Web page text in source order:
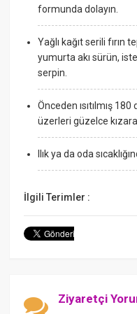
formunda dolayın.
Yağlı kağıt serili fırın
yumurta akı sürün,
serpin.
Önceden ısıtılmış
üzerleri güzelce
Ilık ya da oda
İlgili Terimler :
Ziyaretçi